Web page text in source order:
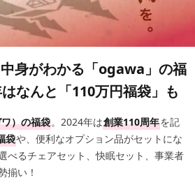
身がわかる「ogawa」の福
なんと「110万円福袋」も
）の福袋。2024年は創業110周年を記
袋や、便利なオプション品がセットにな
べるチェアセット、快眠セット、事業者
揃い！